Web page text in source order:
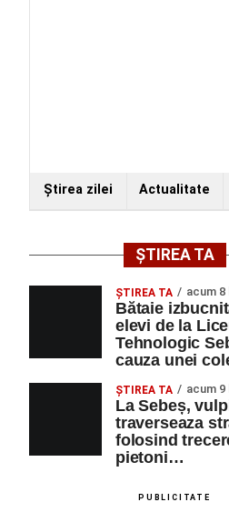
Ştirea zilei Actualitate
ȘTIREA TA
ŞTIREA TA acum 8
Bătaie
elevi de la
Tehnologic
cauza unei
ŞTIREA TA acum 9
La Sebeș,
traverseaza
folosind
pietoni…
PUBLICITATE